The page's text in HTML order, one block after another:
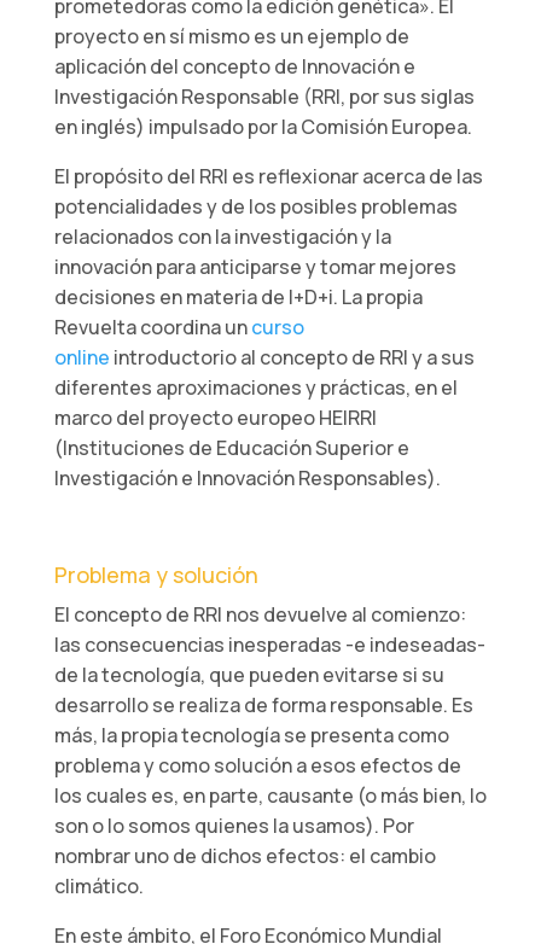
prometedoras como la edición genética». El
proyecto en sí mismo es un ejemplo de
aplicación del concepto de Innovación e
Investigación Responsable (RRI, por sus siglas
en inglés) impulsado por la Comisión Europea.
El propósito del RRI es reflexionar acerca de las
potencialidades y de los posibles problemas
relacionados con la investigación y la
innovación para anticiparse y tomar mejores
decisiones en materia de I+D+i. La propia
Revuelta coordina uncurso
online introductorio al concepto de RRI y a sus
diferentes aproximaciones y prácticas, en el
marco del proyecto europeo HEIRRI
(Instituciones de Educación Superior e
Investigación e Innovación Responsables).
Problema y solución
El concepto de RRI nos devuelve al comienzo:
las consecuencias inesperadas -e indeseadas-
de la tecnología, que pueden evitarse si su
desarrollo se realiza de forma responsable. Es
más, la propia tecnología se presenta como
problema y como solución a esos efectos de
los cuales es, en parte, causante (o más bien, lo
son o lo somos quienes la usamos). Por
nombrar uno de dichos efectos: el cambio
climático.
En este ámbito, el Foro Económico Mundial